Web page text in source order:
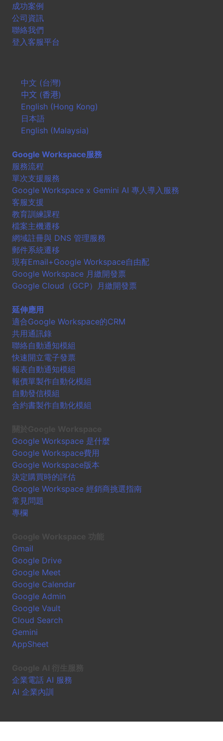
成功案例
公司資訊
聯絡我們
登入客服平台
中文 (台灣)
中文 (香港)
English (Hong Kong)
日本語
English (Malaysia)
Google Workspace服務
服務流程
單次支援服務
Google Workspace x Gemini AI 專人導入服務
客服支援
教育訓練課程
檔案主機遷移
網域註冊與 DNS 管理服務
郵件系統遷移
現有Email+Google Workspace自由配
Google Workspace 月繳開發票
Google Cloud（GCP）月繳開發票
延伸應用
適合Google Workspace的CRM
共用通訊錄
聯絡自動通知模組
快速開立電子發票
報表自動通知模組
報價單製作自動化模組
自動發信模組
合約書製作自動化模組
Google Workspace 是什麼
Google Workspace費用
Google Workspace版本
決定購買時的評估
Google Workspace 經銷商挑選指南
常見問題
專欄
Gmail
Google Drive
Google Meet
Google Calendar
Google Admin
Google Vault
Cloud Search
Gemini
AppSheet
企業電話 AI 服務
AI 企業內訓